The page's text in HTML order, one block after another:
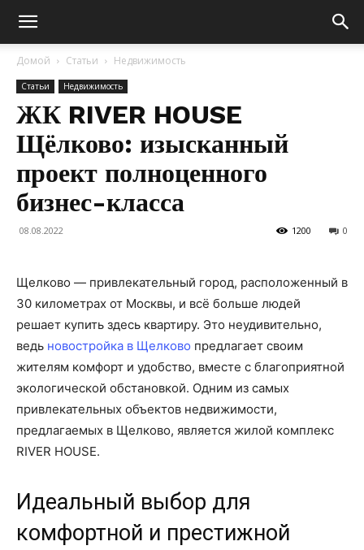
Домой Статьи Недвижимость
Статьи Недвижимость
ЖК RIVER HOUSE
Щёлково: изысканный
проект полноценного
бизнес-класса
08.08.2022 0
1200
Щелково — привлекательный город, расположенный в
30 километрах от Москвы, и всё больше людей
решает купить здесь квартиру. Это неудивительно,
ведь новостройка в Щелково предлагает своим
жителям комфорт и удобство, вместе с благоприятной
экологической обстановкой. Одним из самых
привлекательных объектов недвижимости,
предлагаемых в Щелково, является жилой комплекс
RIVER HOUSE.
Идеальный выбор для
комфортной и престижной